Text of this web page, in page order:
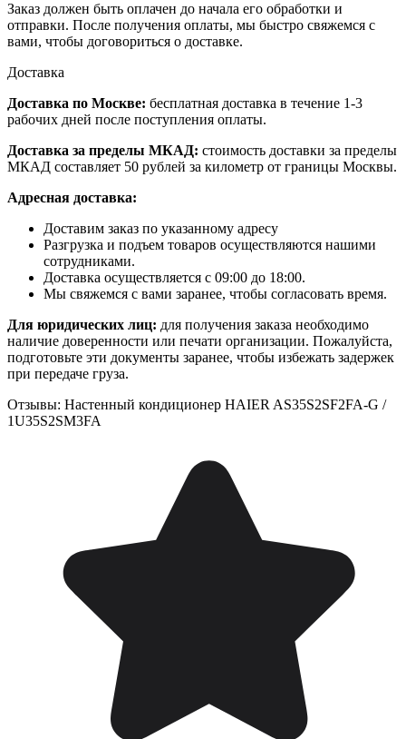
Заказ должен быть оплачен до начала его обработки и
отправки. После получения оплаты, мы быстро свяжемся с
вами, чтобы договориться о доставке.
Доставка
Доставка по Москве: бесплатная доставка в течение 1-3
рабочих дней после поступления оплаты.
Доставка за пределы МКАД: стоимость доставки за пределы
МКАД составляет 50 рублей за километр от границы Москвы.
Адресная доставка:
Доставим заказ по указанному адресу
Разгрузка и подъем товаров осуществляются нашими
сотрудниками.
Доставка осуществляется с 09:00 до 18:00.
Мы свяжемся с вами заранее, чтобы согласовать время.
Для юридических лиц: для получения заказа необходимо
наличие доверенности или печати организации. Пожалуйста,
подготовьте эти документы заранее, чтобы избежать задержек
при передаче груза.
Отзывы: Настенный кондиционер HAIER AS35S2SF2FA-G /
1U35S2SM3FA